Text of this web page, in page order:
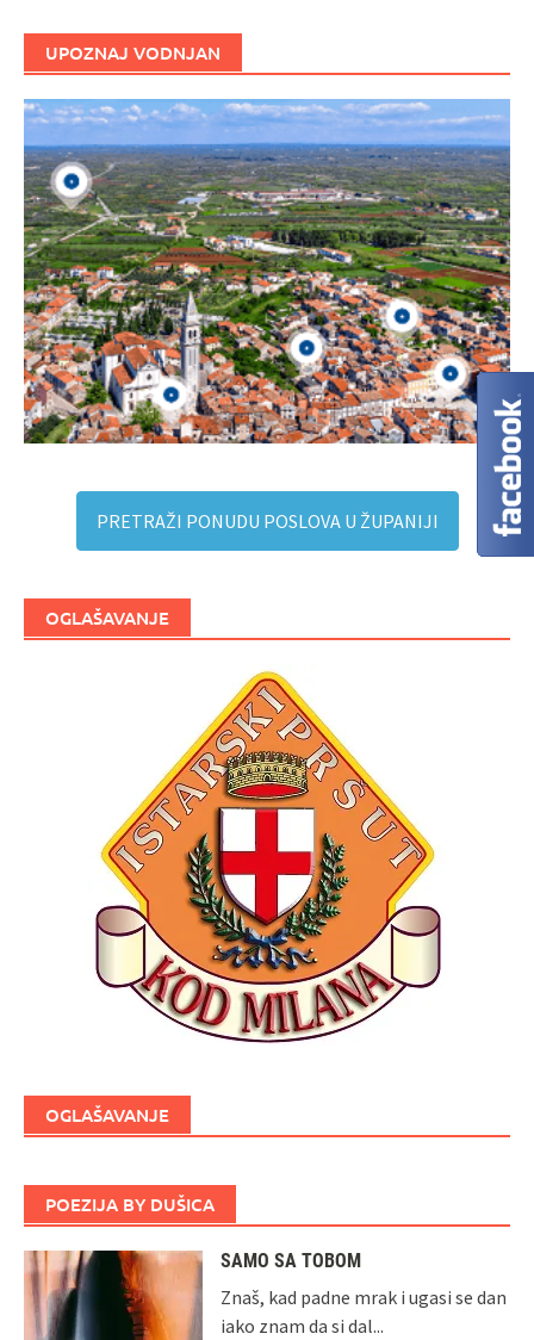
UPOZNAJ VODNJAN
PRETRAŽI PONUDU POSLOVA U ŽUPANIJI
OGLAŠAVANJE
OGLAŠAVANJE
POEZIJA BY DUŠICA
SAMO SA TOBOM
Znaš, kad padne mrak i ugasi se dan
iako znam da si dal...